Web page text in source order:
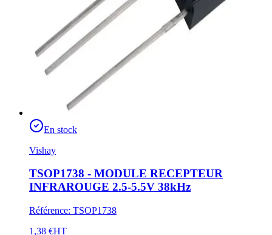
En stock
Vishay
TSOP1738 - MODULE RECEPTEUR
INFRAROUGE 2.5-5.5V 38kHz
Référence: TSOP1738
1,38 €HT